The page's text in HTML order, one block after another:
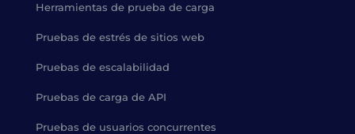
Herramientas de prueba de carga
Pruebas de estrés de sitios web
Pruebas de escalabilidad
Pruebas de carga de API
Pruebas de usuarios concurrentes